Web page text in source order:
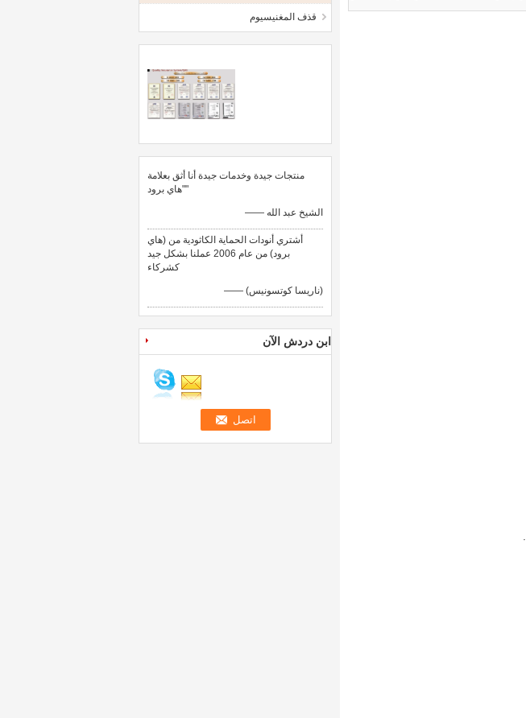
قذف المغنيسيوم
منتجات جيدة وخدمات جيدة أنا أثق بعلامة
"هاي برود"
—— الشيخ عبد الله
أشتري أنودات الحماية الكاثودية من (هاي
برود) من عام 2006 عملنا بشكل جيد
كشركاء
—— (ناريسا كوتسونيس)
ابن دردش الآن